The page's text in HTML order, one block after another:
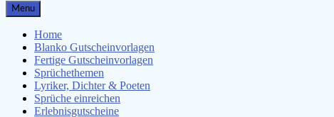
Gutscheinspruch.de
Gutscheinsprüche & Gutscheinvorlagen finden
Menu
Home
Blanko Gutscheinvorlagen
Fertige Gutscheinvorlagen
Sprüchethemen
Lyriker, Dichter & Poeten
Sprüche einreichen
Erlebnisgutscheine